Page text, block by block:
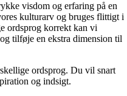
visdom og erfaring på en
kulturarv og bruges flittigt i
ordsprog korrekt kan vi
tilføje en ekstra dimension til
ordsprog. Du vil snart
og indsigt.